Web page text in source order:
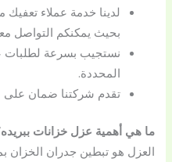
لدينا خدمة عملاء
بحيث يمكنكم التواصل
نستجيب بسرعة لطلبات
المحددة.
تقدم شركتنا ضمان على
ما هي أهمية عزل خزانات
العزل هو تبطين جدران الخزان